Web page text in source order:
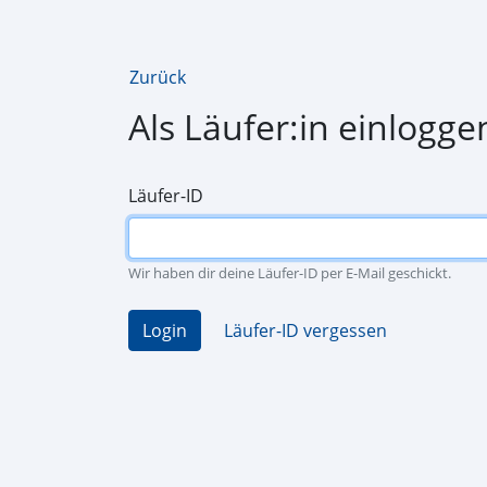
Zurück
Als Läufer:in
Läufer-ID
Wir haben dir deine Läufer-ID per E-Mail geschickt.
Login Läufer-ID vergessen